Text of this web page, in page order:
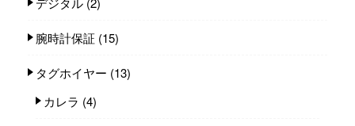
腕時計保証 (15)
タグホイヤー (13)
カレラ (4)